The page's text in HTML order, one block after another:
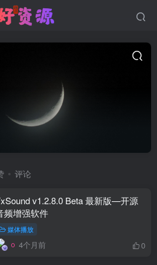
评论
v1.2.8.0 Beta 最新版—开源
频增强软件
媒体播放
4个月前 0